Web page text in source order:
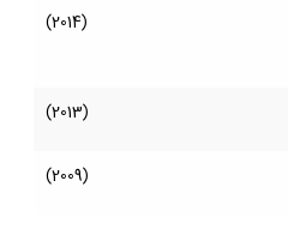
(2014)
(2013)
(2009)